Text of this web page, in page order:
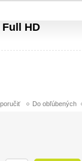
HD